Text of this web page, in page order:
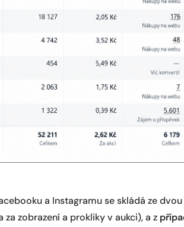
a Instagramu se skládá ze
zobrazení a prokliky v aukci), a z